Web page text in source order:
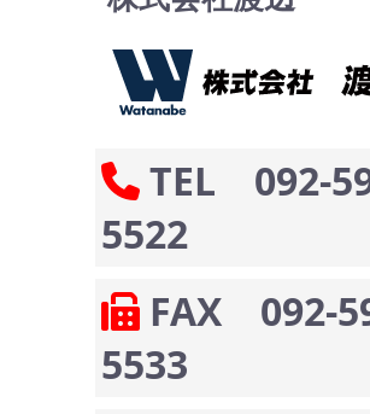
TEL 092-
5522
FAX 092-
5533